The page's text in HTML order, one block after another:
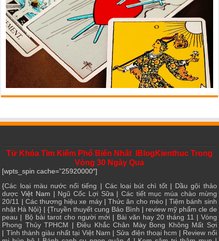
Từ Khóa Tìm Kiếm Phổ Biến Nhất IBlogKienthuc Trong
Vòng 30 Ngày Qua
[wpts_spin cache=”25920000″]
{Các loại màu nước nổi tiếng | Các loại bút chì tốt| Dầu gội thảo
dược Việt Nam | Ngũ Cốc Lợi Sữa| Các tiết mục múa chào mừng
20/11 | Các thương hiệu xe máy|Thức ăn cho mèo|Tiệm bánh sinh
nhật Hà Nội} | {Truyền thuyết cung Bảo Bình | review mỹ phẩm cle de
peau | Bộ bài tarot cho người mới| Bài văn hay 20 tháng 11 | Vòng
Phong Thủy TPHCM |Điêu Khắc Chân Mày Bong Không Mất Sợi
| Tỉnh thành giàu nhất tại Việt Nam | Sửa điện thoại hcm | Review nối